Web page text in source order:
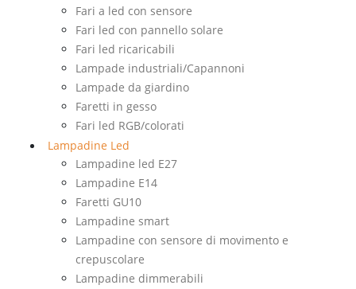
Fari a led con sensore
Fari led con pannello solare
Fari led ricaricabili
Lampade industriali/Capannoni
Lampade da giardino
Faretti in gesso
Fari led RGB/colorati
Lampadine Led
Lampadine led E27
Lampadine E14
Faretti GU10
Lampadine smart
Lampadine con sensore di movimento e
crepuscolare
Lampadine dimmerabili